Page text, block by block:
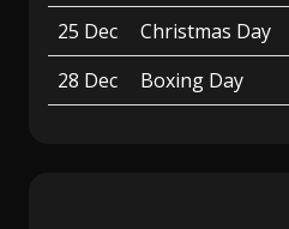
25 Dec
Christmas Day
28 Dec
Boxing Day